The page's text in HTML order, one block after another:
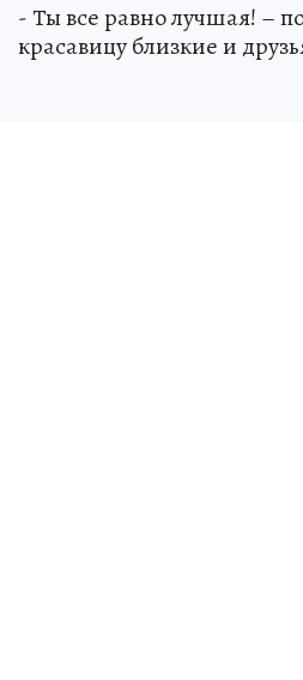
- Ты все равно лучшая! –
красавицу близкие и